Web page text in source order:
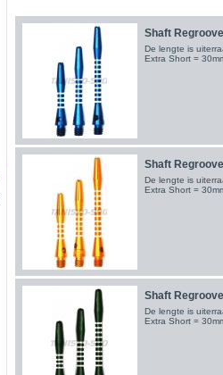
Shaft
De lengte is
Extra Short =
Shaft
De lengte is
Extra Short =
Shaft
De lengte is
Extra Short =